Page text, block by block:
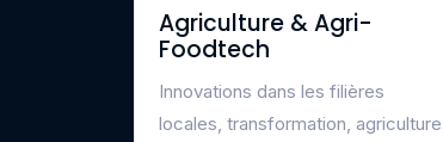
Agriculture & Agri-
Foodtech
Innovations dans les filières
locales, transformation, agriculture